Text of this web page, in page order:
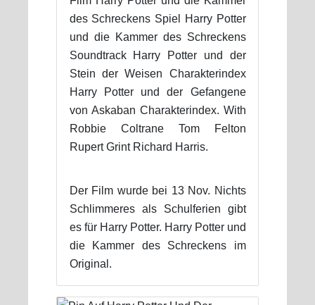
des Schreckens Spiel Harry Potter
und die Kammer des Schreckens
Soundtrack Harry Potter und der
Stein der Weisen Charakterindex
Harry Potter und der Gefangene
von Askaban Charakterindex. With
Robbie Coltrane Tom Felton
Rupert Grint Richard Harris.
Der Film wurde bei 13 Nov. Nichts
Schlimmeres als Schulferien gibt
es für Harry Potter. Harry Potter und
die Kammer des Schreckens im
Original.